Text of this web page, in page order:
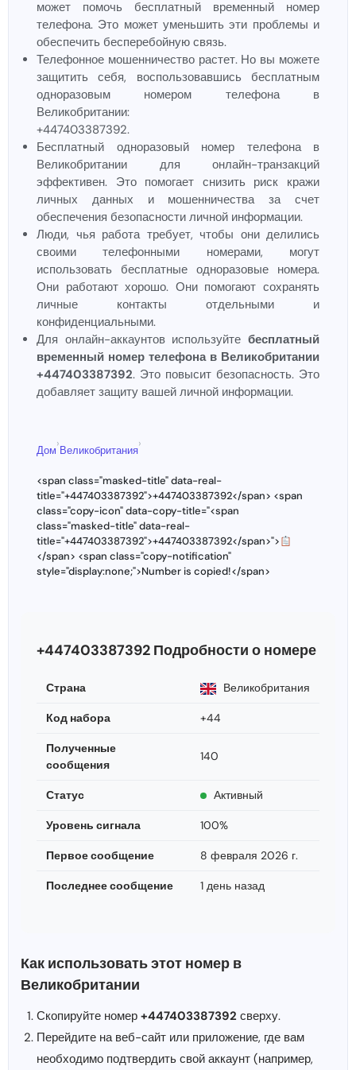
может помочь бесплатный временный номер
телефона. Это может уменьшить эти проблемы и
обеспечить бесперебойную связь.
Телефонное мошенничество растет. Но вы можете
защитить себя, воспользовавшись бесплатным
одноразовым номером телефона в
Великобритании:
+447403387392.
Бесплатный одноразовый номер телефона в
Великобритании для онлайн-транзакций
эффективен. Это помогает снизить риск кражи
личных данных и мошенничества за счет
обеспечения безопасности личной информации.
Люди, чья работа требует, чтобы они делились
своими телефонными номерами, могут
использовать бесплатные одноразовые номера.
Они работают хорошо. Они помогают сохранять
личные контакты отдельными и
конфиденциальными.
Для онлайн-аккаунтов используйте бесплатный
временный номер телефона в Великобритании
+447403387392. Это повысит безопасность. Это
добавляет защиту вашей личной информации.
Дом
›
Великобритания
›
<span class="masked-title" data-real-
title="+447403387392">+447403387392</span> <span
class="copy-icon" data-copy-title="<span
class="masked-title" data-real-
title="+447403387392">+447403387392</span>">
</span> <span class="copy-notification"
style="display:none;">Number is copied!</span>
+447403387392 Подробности о номере
Страна Великобритания
Код набора +44
Полученные
сообщения
140
Статус Активный
Уровень сигнала 100%
Первое сообщение 8 февраля 2026 г.
Последнее сообщение 1 день назад
Как использовать этот номер в
Великобритании
Скопируйте номер +447403387392 сверху.
Перейдите на веб-сайт или приложение, где вам
необходимо подтвердить свой аккаунт (например,